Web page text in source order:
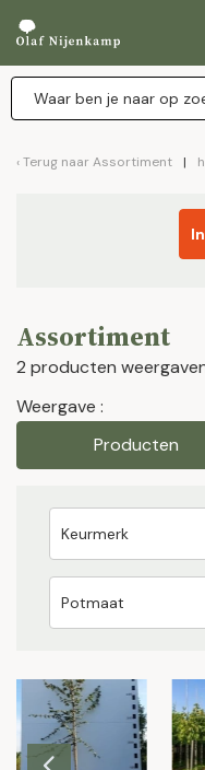
Terug naar Assortiment
Assortiment
2 producten
Weergave :
Producten